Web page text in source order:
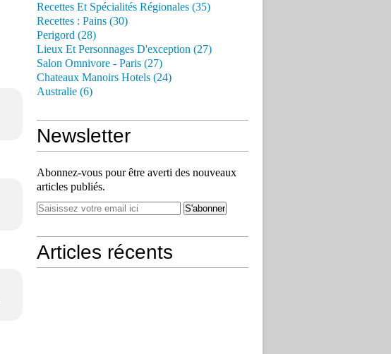
Recettes Et Spécialités Régionales (35)
Recettes : Pains (30)
Perigord (28)
Lieux Et Personnages D'exception (27)
Salon Omnivore - Paris (27)
Chateaux Manoirs Hotels (24)
Australie (6)
Newsletter
Abonnez-vous pour être averti des nouveaux
articles publiés.
Articles récents